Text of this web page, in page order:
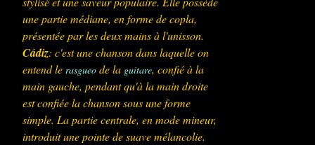
une partie médiane, en forme de copla,
présentée par les deux mains à l'unisson.
Cádiz: c'est une chanson dans laquelle on
entend le rasgueo de la guitare, confié à la
main gauche, pendant qu'à la main droite
est confiée la chanson sous une forme
simple. La partie centrale, en mode mineur,
introduit une pointe de suave mélancolie.